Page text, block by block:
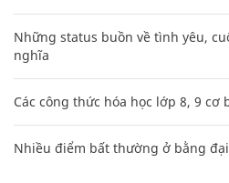
Những status buồn về tình yêu,
nghĩa
Các công thức hóa học lớp 8, 9 cơ
Nhiều điểm bất thường ở bằng đại